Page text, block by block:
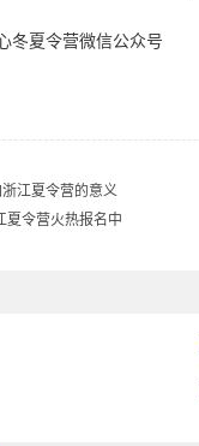
冬夏令营微信公众号
江夏令营的意义
夏令营火热报名中